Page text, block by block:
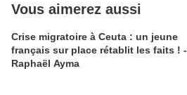
Vous aimerez aussi
Crise migratoire à Ceuta : un jeune
français sur place rétablit les faits ! -
Raphaël Ayma